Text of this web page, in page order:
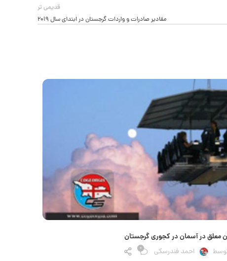
قدیمی تر
مقادیر صادرات و واردات گرجستان در ابتدای سال ۲۰۱۹
معلق در آسمان در کجوری گرجستان
احمد فندرسکی 0